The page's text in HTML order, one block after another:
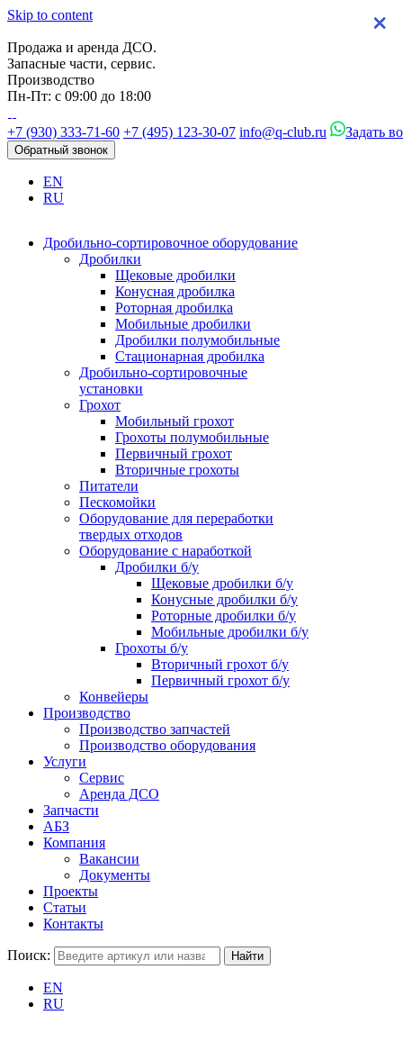
Skip to content
Продажа и аренда ДСО.
Запасные части, сервис.
Производство
Пн-Пт: с 09:00 до 18:00
+7 (930) 333-71-60 +7 (495) 123-30-07 info@q-club.ru Задать
Обратный звонок
EN
RU
Дробильно-сортировочное оборудование
Дробилки
Щековые дробилки
Конусная дробилка
Роторная дробилка
Мобильные дробилки
Дробилки полумобильные
Стационарная дробилка
Дробильно-сортировочные
установки
Грохот
Мобильный грохот
Грохоты полумобильные
Первичный грохот
Вторичные грохоты
Питатели
Пескомойки
Оборудование для переработки
твердых отходов
Оборудование с наработкой
Дробилки б/у
Щековые дробилки б/у
Конусные дробилки б/у
Роторные дробилки б/у
Мобильные дробилки б/у
Грохоты б/у
Вторичный грохот б/у
Первичный грохот б/у
Конвейеры
Производство
Производство запчастей
Производство оборудования
Услуги
Сервис
Аренда ДСО
Запчасти
АБЗ
Компания
Вакансии
Документы
Проекты
Статьи
Контакты
Поиск:
EN
RU
×
×
×
×